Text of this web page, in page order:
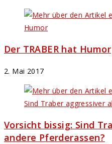
Der TRABER hat Humor
2. Mai 2017
Vorsicht bissig: Sind
andere Pferderassen?